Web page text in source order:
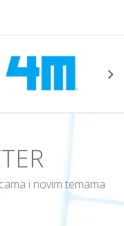
i novim temama